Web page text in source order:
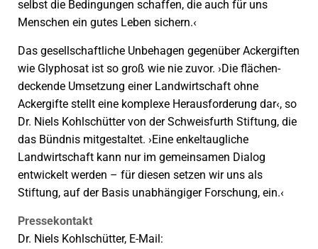
selbst die Bedingungen schaffen, die auch für uns
Menschen ein gutes Leben sichern.‹
Das gesellschaftliche Unbehagen gegenüber Ackergiften
wie Glyphosat ist so groß wie nie zuvor. ›Die flächen-
deckende Umsetzung einer Landwirtschaft ohne
Ackergifte stellt eine komplexe Herausforderung dar‹, so
Dr. Niels Kohlschütter von der Schweisfurth Stiftung, die
das Bündnis mitgestaltet. ›Eine enkeltaugliche
Landwirtschaft kann nur im gemeinsamen Dialog
entwickelt werden – für diesen setzen wir uns als
Stiftung, auf der Basis unabhängiger Forschung, ein.‹
Pressekontakt
Dr. Niels Kohlschütter, E-Mail: